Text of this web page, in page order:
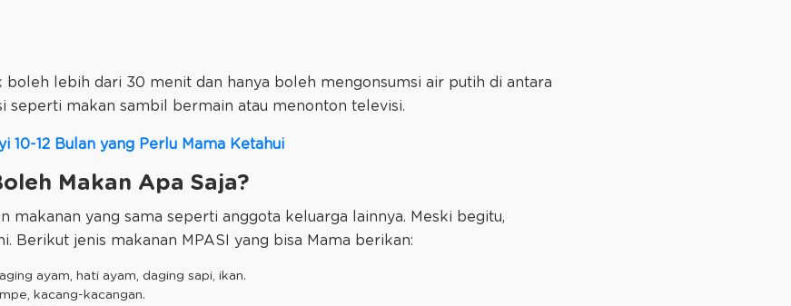
boleh lebih dari 30 menit dan hanya boleh mengonsumsi air putih di antara
seperti makan sambil bermain atau menonton televisi.
10-12 Bulan yang Perlu Mama Ketahui
Makan Apa Saja?
makanan yang sama seperti anggota keluarga lainnya. Meski begitu,
Berikut jenis makanan MPASI yang bisa Mama berikan:
ayam, hati ayam, daging sapi, ikan.
kacang-kacangan.